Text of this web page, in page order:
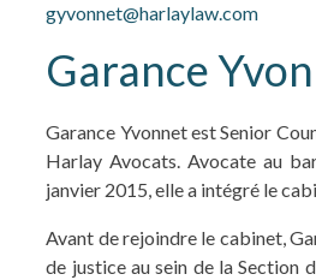
gyvonnet@harlaylaw.com
Garance
Garance Yvonnet est Senior
Harlay Avocats. Avocate au
janvier 2015, elle a intégré le
Avant de rejoindre le cabinet,
de justice au sein de la Section